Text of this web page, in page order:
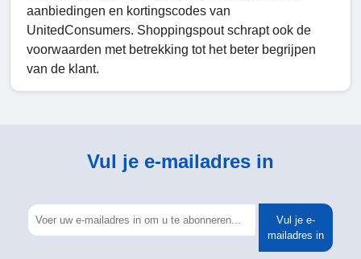
aanbiedingen en kortingscodes van
UnitedConsumers. Shoppingspout schrapt ook de
voorwaarden met betrekking tot het beter begrijpen
van de klant.
Vul je e-mailadres in
Vul je e-
mailadres in